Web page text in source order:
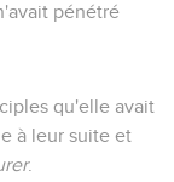
pénétré
qu'elle avait
à leur suite et
.